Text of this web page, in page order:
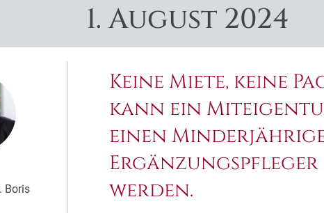
1. August 2024
Boris
Keine Miete, keine
kann ein
einen
werden.